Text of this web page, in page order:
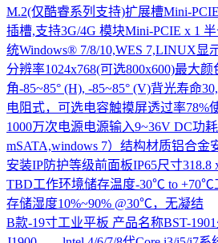
M.2(仅酷睿系列支持)扩展槽Mini-
插槽,支持3G/4G 模块Mini-PCIE x 1
统Windows® 7/8/10,WES 7,LINUX显
分辨率1024x768(可选800x600)最大颜
角-85~85° (H), -85~85° (V)背光寿命
电阻式，可选电容触摸屏透过率78%
1000万次电源电源输入9~36V DC功
mSATA,windows 7）结构材质铝合金
安装IP防护等级前面板IP65尺寸318.8
TBD工作环境储存温度-30℃ to
存储湿度10%~90% @30℃，无凝结
B款-19寸工业平板 产品名称BST-